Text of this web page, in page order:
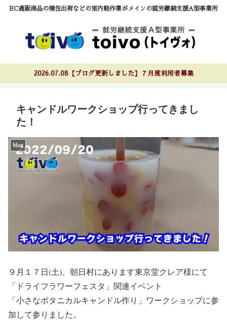
EC通販商品の梱包出荷などの室内軽作業がメインの就労継続支援A型事業所
2026.07.08【ブログ更新しました】７月度利用者募集
キャンドルワークショップ行ってきまし
た！
blog
９月１７日(土)、朝日村にあります東京堂クレア様にて
「ドライフラワーフェスタ」関連イベント
「小さなボタニカルキャンドル作り」ワークショップに参
加して参りました。